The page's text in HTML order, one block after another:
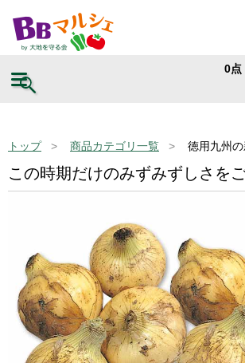
0点
トップ 商品カテゴリ一覧 徳用九州
この時期だけのみずみずしさを